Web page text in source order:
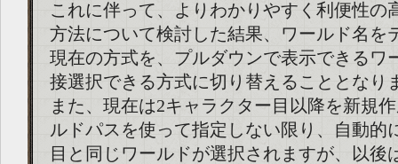
これに伴って、よりわかりやすく利便性の
方法について検討した結果、ワールド名を
現在の方式を、プルダウンで表示できるワ
接選択できる方式に切り替えることとなり
また、現在は2キャラクター目以降を新規
ルドパスを使って指定しない限り、自動的
目と同じワールドが選択されますが、以後